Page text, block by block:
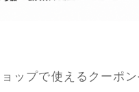
ップで使えるクーポ